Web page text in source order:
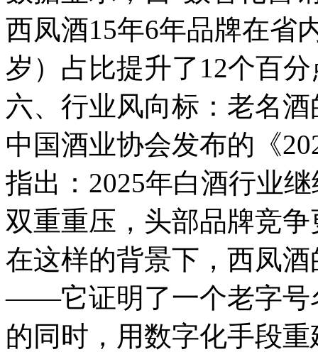
西凤酒15年6年品牌在省
岁）占比提升了12个百
六、行业风向标：老名
中国酒业协会发布的《
指出：2025年白酒行业
双重重压，头部品牌竞
在这样的背景下，西凤
——它证明了一个老字号
的同时，用数字化手段